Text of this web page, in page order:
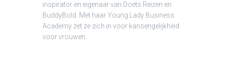
inspirator en eigenaar van Doets Reizen en
BuddyBold. Met haar Young Lady Business
Academy zet ze zich in voor kansengelijkheid
voor vrouwen.